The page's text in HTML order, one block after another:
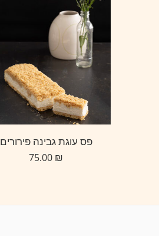
פס עוגת גבינה פירורים
₪